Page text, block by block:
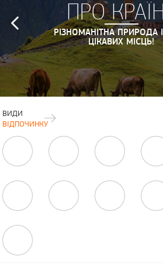
ПРО
РІЗНОМАНІТНА ПРИРОДА
ЦІКАВИХ МІСЦЬ!
ВИДИ
ВІДПОЧИНКУ